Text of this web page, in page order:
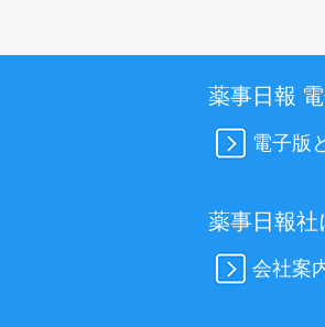
薬事日報
電子版
薬事日報社
会社案